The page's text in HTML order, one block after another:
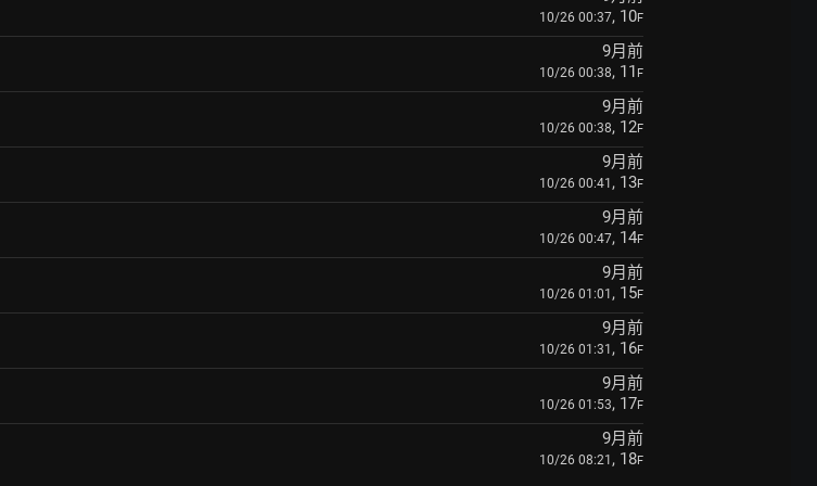
10/26 00:37, 10F
9月前
10/26 00:38, 11 F
9月前
10/26 00:38, 12F
9月前
10/26 00:41 , 13F
9月前
10/26 00:47, 14F
9月前
10/26 01:01 , 15F
9月前
10/26 01:31 , 16F
9月前
10/26 01:53, 17F
9月前
10/26 08:21 , 18F